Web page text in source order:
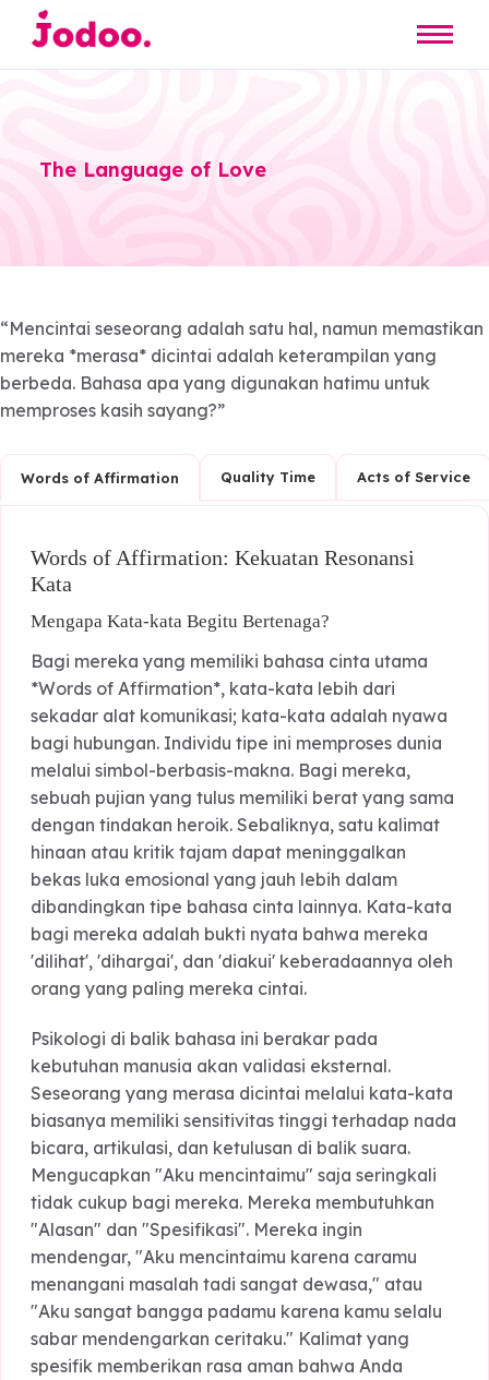
The Language of Love
“Mencintai seseorang adalah satu hal, namun
mereka *merasa* dicintai adalah keterampilan yang
berbeda. Bahasa apa yang digunakan hatimu untuk
memproses kasih sayang?”
Words of Affirmation: Kekuatan Resonansi
Kata
Mengapa Kata-kata Begitu Bertenaga?
Bagi mereka yang memiliki bahasa cinta utama
*Words of Affirmation*, kata-kata lebih dari
sekadar alat komunikasi; kata-kata adalah
bagi hubungan. Individu tipe ini memproses
melalui simbol-berbasis-makna. Bagi mereka,
sebuah pujian yang tulus memiliki berat yang
dengan tindakan heroik. Sebaliknya, satu kalimat
hinaan atau kritik tajam dapat meninggalkan
bekas luka emosional yang jauh lebih dalam
bagi mereka adalah bukti nyata bahwa mereka
'dilihat', 'dihargai', dan 'diakui' keberadaannya
orang yang paling mereka cintai.
Psikologi di balik bahasa ini berakar pada
kebutuhan manusia akan validasi eksternal.
Seseorang yang merasa dicintai melalui kata-
biasanya memiliki sensitivitas tinggi terhadap
bicara, artikulasi, dan ketulusan di balik suara.
Mengucapkan "Aku mencintaimu" saja seringkali
tidak cukup bagi mereka. Mereka membutuhkan
"Alasan" dan "Spesifikasi". Mereka ingin